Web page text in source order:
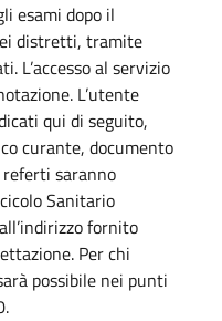
esami dopo il
distretti, tramite
L’accesso al servizio
L’utente
qui di seguito,
curante, documento
saranno
Sanitario
fornito
Per chi
possibile nei punti